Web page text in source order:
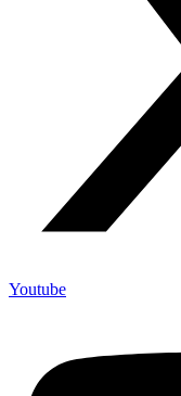
Youtube